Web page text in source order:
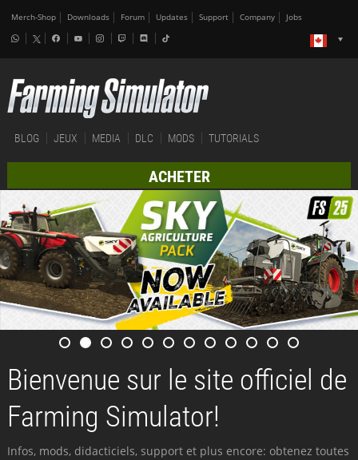
Merch-Shop Downloads Forum Updates Support Company Jobs
BLOG JEUX MEDIA DLC MODS TUTORIALS
ACHETER
Bienvenue sur le site officiel de
Farming Simulator!
Infos, mods, didacticiels, support et plus encore: obtenez toutes